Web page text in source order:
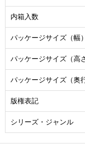
内箱入数
パッケージサイズ（幅）
パッケージサイズ（高
パッケージサイズ（奥
版権表記
シリーズ・ジャンル